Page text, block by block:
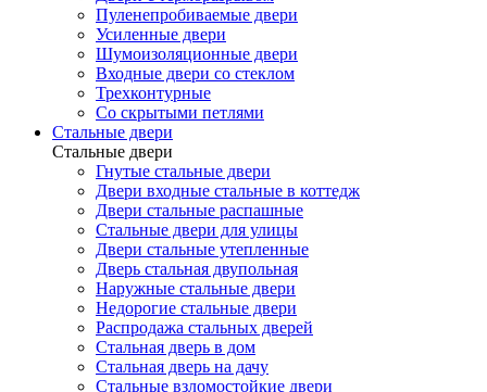
Пуленепробиваемые двери
Усиленные двери
Шумоизоляционные двери
Входные двери со стеклом
Трехконтурные
Со скрытыми петлями
Стальные двери
Стальные двери
Гнутые стальные двери
Двери входные стальные в коттедж
Двери стальные распашные
Стальные двери для улицы
Двери стальные утепленные
Дверь стальная двупольная
Наружные стальные двери
Недорогие стальные двери
Распродажа стальных дверей
Стальная дверь в дом
Стальная дверь на дачу
Стальные взломостойкие двери